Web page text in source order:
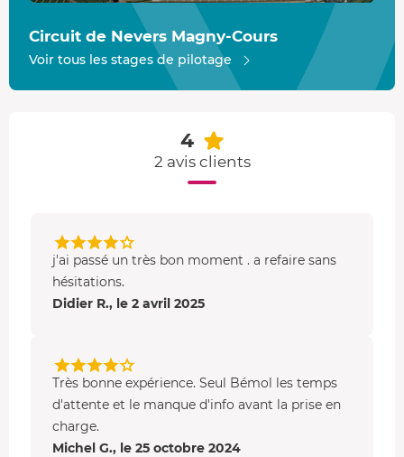
configurée avec undéversà 2,5%,15 virageset uneligne
droite de 700 m
. Elle mesure2,5 km
de long pour 10 m
de large. Vous roulez dans un complexe sécurisé, avec
notamment l’absence de muret et de rail de sécurité qui
sont remplacés par degrands dégagements.
Circuit de Nevers Magny-Cours
Voir tous les stages de pilotage
4
2 avis clients
j'ai passé un très bon moment . a refaire sans
hésitations.
Didier R., le 2 avril 2025
Très bonne expérience. Seul Bémol les temps
d'attente et le manque d'info avant la prise en
charge.
Michel G., le 25 octobre 2024